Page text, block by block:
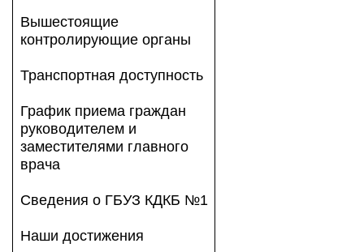
Вышестоящие
контролирующие органы
Транспортная доступность
График приема граждан
руководителем и
заместителями главного
врача
Сведения о ГБУЗ КДКБ №1
Наши достижения